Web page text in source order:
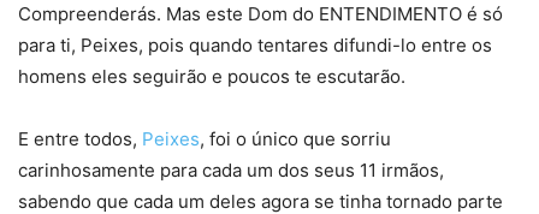
Compreenderás. Mas este Dom do ENTENDIMENTO é só
para ti, Peixes, pois quando tentares difundi-lo entre os
homens eles seguirão e poucos te escutarão.
E entre todos, Peixes, foi o único que sorriu
carinhosamente para cada um dos seus 11 irmãos,
sabendo que cada um deles agora se tinha tornado parte